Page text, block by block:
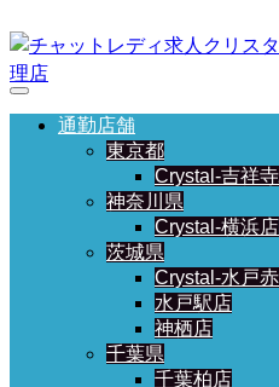
通勤店舗
東京都
Crystal-吉祥
神奈川県
Crystal-横浜店
茨城県
Crystal-水戸
水戸駅店
神栖店
千葉県
千葉柏店